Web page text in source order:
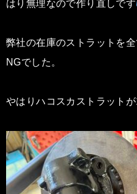
はり無理なので作り直しです
弊社の在庫のストラットを
NGでした。
やはりハコスカストラットが